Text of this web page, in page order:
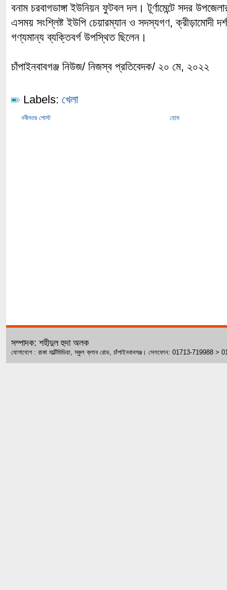
বনাম চরবাগডাঙ্গা ইউনিয়ন ফুটবল দল। টূর্ণামেন্টে সদর
এসময় সংশ্লিষ্ট ইউপি চেয়ারম্যান ও সদস্যগণ, ক্রীড়ামোদী
গণ্যমান্য ব্যক্তিবর্গ উপস্থিত ছিলেন।
চাঁপাইনবাবগঞ্জ নিউজ/ নিজস্ব প্রতিবেদক/ ২০ মে, ২০২২
Labels: খেলা
নবীনতর পোস্ট হোম
সম্পাদক: শহীদুল হুদা অলক
যোগাযোগ : রাকা মাল্টিমিডিয়া, স্কুল ক্লাব রোড, চাঁপাইনবাবগঞ্জ। সেলফোন: 01713-